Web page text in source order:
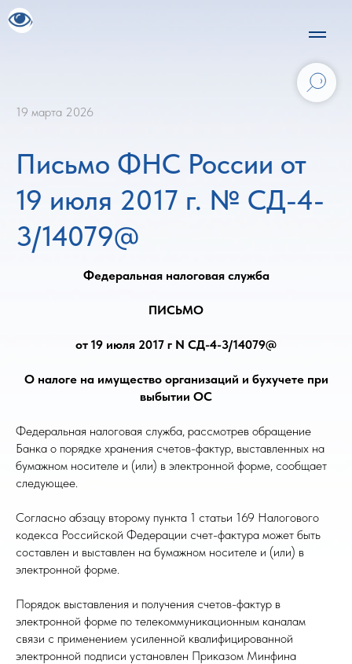
19 марта 2026
Письмо ФНС России от
19 июля 2017 г. № СД-4-
3/14079@
Федеральная налоговая служба
ПИСЬМО
от 19 июля 2017 г N СД-4-3/14079@
О налоге на имущество организаций и бухучете при
выбытии ОС
Федеральная налоговая служба, рассмотрев обращение
Банка о порядке хранения счетов-фактур, выставленных на
бумажном носителе и (или) в электронной форме, сообщает
следующее.
Согласно абзацу второму пункта 1 статьи 169 Налогового
кодекса Российской Федерации счет-фактура может быть
составлен и выставлен на бумажном носителе и (или) в
электронной форме.
Порядок выставления и получения счетов-фактур в
электронной форме по телекоммуникационным каналам
связи с применением усиленной квалифицированной
электронной подписи установлен Приказом Минфина